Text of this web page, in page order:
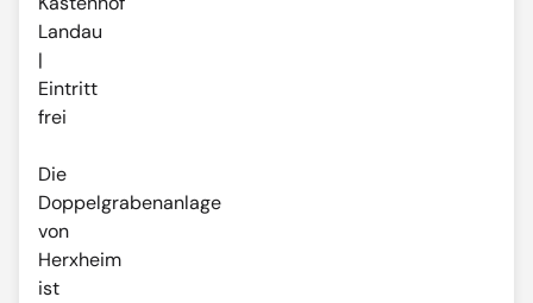
Landau
|
Eintritt
frei
Die
Doppelgrabenanlage
von
Herxheim
ist